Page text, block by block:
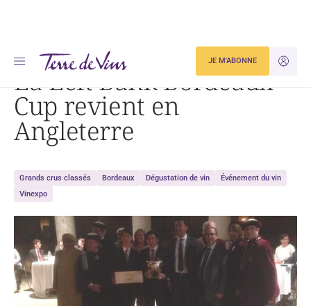
JE
JE M'ABONNE
Accueil La Left Bank Bordeaux Cup revient en Angleterre
La Left Bank Bordeaux
Cup revient en
Angleterre
Grands crus classés Bordeaux Dégustation de vin
Événement du vin
Vinexpo